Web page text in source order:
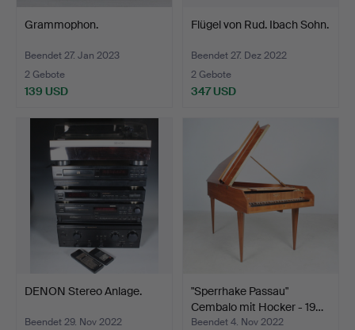
Grammophon.
Beendet 27. Jan 2023
2 Gebote
139 USD
Flügel von Rud. Ibach Sohn.
Beendet 27. Dez 2022
2 Gebote
347 USD
DENON Stereo Anlage.
Beendet 29. Nov 2022
"Sperrhake Passau"
Cembalo mit Hocker - 19…
Beendet 4. Nov 2022